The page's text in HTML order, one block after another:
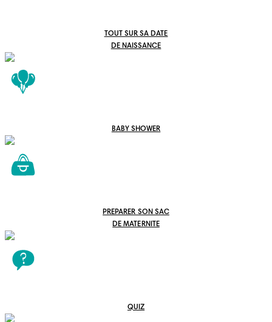
TOUT SUR SA DATE
DE NAISSANCE
BABY SHOWER
PREPARER SON SAC
DE MATERNITE
QUIZ